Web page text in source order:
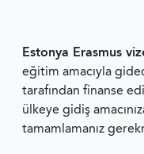
Estonya Erasmus
eğitim amacıyla
tarafından finanse
ülkeye gidiş
tamamlamanız